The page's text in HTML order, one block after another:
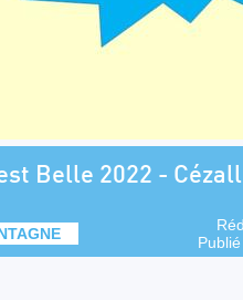
Belle 2022 -